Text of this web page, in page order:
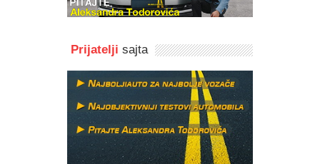
Prijatelji sajta